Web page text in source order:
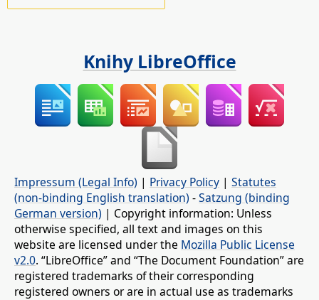
Knihy LibreOffice
Impressum (Legal Info) | Privacy Policy | Statutes
(non-binding English translation) -Satzung (binding
German version) | Copyright information: Unless
otherwise specified, all text and images on this
website are licensed under the Mozilla Public License
v2.0. “LibreOffice” and “The Document Foundation” are
registered trademarks of their corresponding
registered owners or are in actual use as trademarks